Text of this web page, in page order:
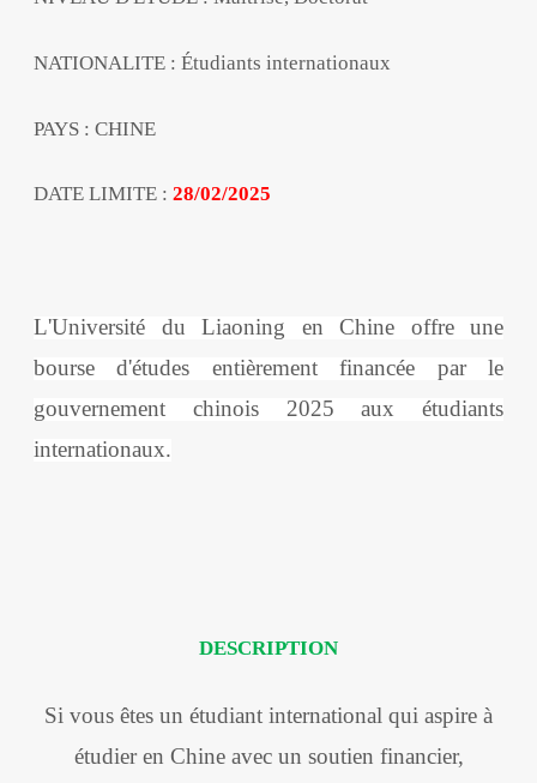
NATIONALITE : Étudiants internationaux
PAYS : CHINE
DATE LIMITE : 28/02/2025
L'Université du Liaoning en Chine offre une
bourse d'études entièrement financée par le
gouvernement chinois 2025 aux étudiants
internationaux.
DESCRIPTION
Si vous êtes un étudiant international qui aspire à
étudier en Chine avec un soutien financier,